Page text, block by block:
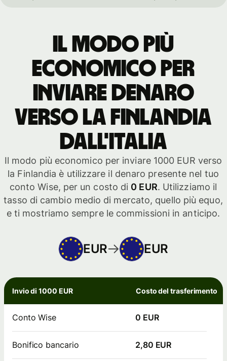
Il modo più
economico per
inviare denaro
verso la Finlandia
dall'Italia
Il modo più economico per inviare 1000 EUR verso
la Finlandia è utilizzare il denaro presente nel tuo
conto Wise, per un costo di 0 EUR. Utilizziamo il
tasso di cambio medio di mercato, quello più equo,
e ti mostriamo sempre le commissioni in anticipo.
EUR EUR
Invio di 1000 EUR Costo del trasferimento
Conto Wise 0 EUR
Bonifico bancario 2,80 EUR